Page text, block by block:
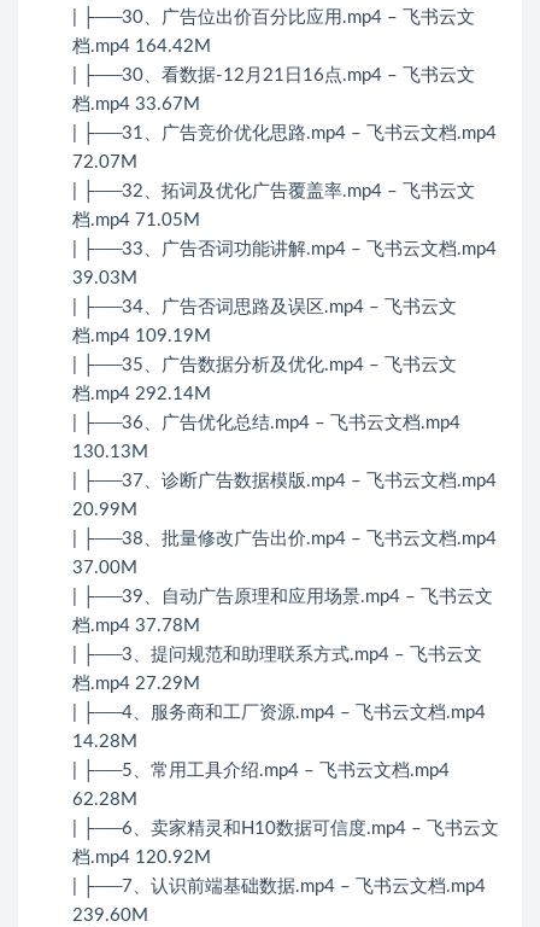
| ├──30、广告位出价百分比应用.mp4 – 飞书云文
档.mp4 164.42M
| ├──30、看数据-12月21日16点.mp4 – 飞书云文
档.mp4 33.67M
| ├──31、广告竞价优化思路.mp4 – 飞书云文档.mp4
72.07M
| ├──32、拓词及优化广告覆盖率.mp4 – 飞书云文
档.mp4 71.05M
| ├──33、广告否词功能讲解.mp4 – 飞书云文档.mp4
39.03M
| ├──34、广告否词思路及误区.mp4 – 飞书云文
档.mp4 109.19M
| ├──35、广告数据分析及优化.mp4 – 飞书云文
档.mp4 292.14M
| ├──36、广告优化总结.mp4 – 飞书云文档.mp4
130.13M
| ├──37、诊断广告数据模版.mp4 – 飞书云文档.mp4
20.99M
| ├──38、批量修改广告出价.mp4 – 飞书云文档.mp4
37.00M
| ├──39、自动广告原理和应用场景.mp4 – 飞书云文
档.mp4 37.78M
| ├──3、提问规范和助理联系方式.mp4 – 飞书云文
档.mp4 27.29M
| ├──4、服务商和工厂资源.mp4 – 飞书云文档.mp4
14.28M
| ├──5、常用工具介绍.mp4 – 飞书云文档.mp4
62.28M
| ├──6、卖家精灵和H10数据可信度.mp4 – 飞书云文
档.mp4 120.92M
| ├──7、认识前端基础数据.mp4 – 飞书云文档.mp4
239.60M